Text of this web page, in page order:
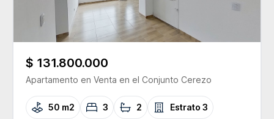
$ 131.800.000
Apartamento en Venta en el Conjunto Cerezo
50 m2 3 2 Estrato 3